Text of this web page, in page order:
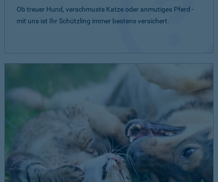
Ob treuer Hund, verschmuste Katze oder anmutiges Pferd -
mit uns ist Ihr Schützling immer bestens versichert.